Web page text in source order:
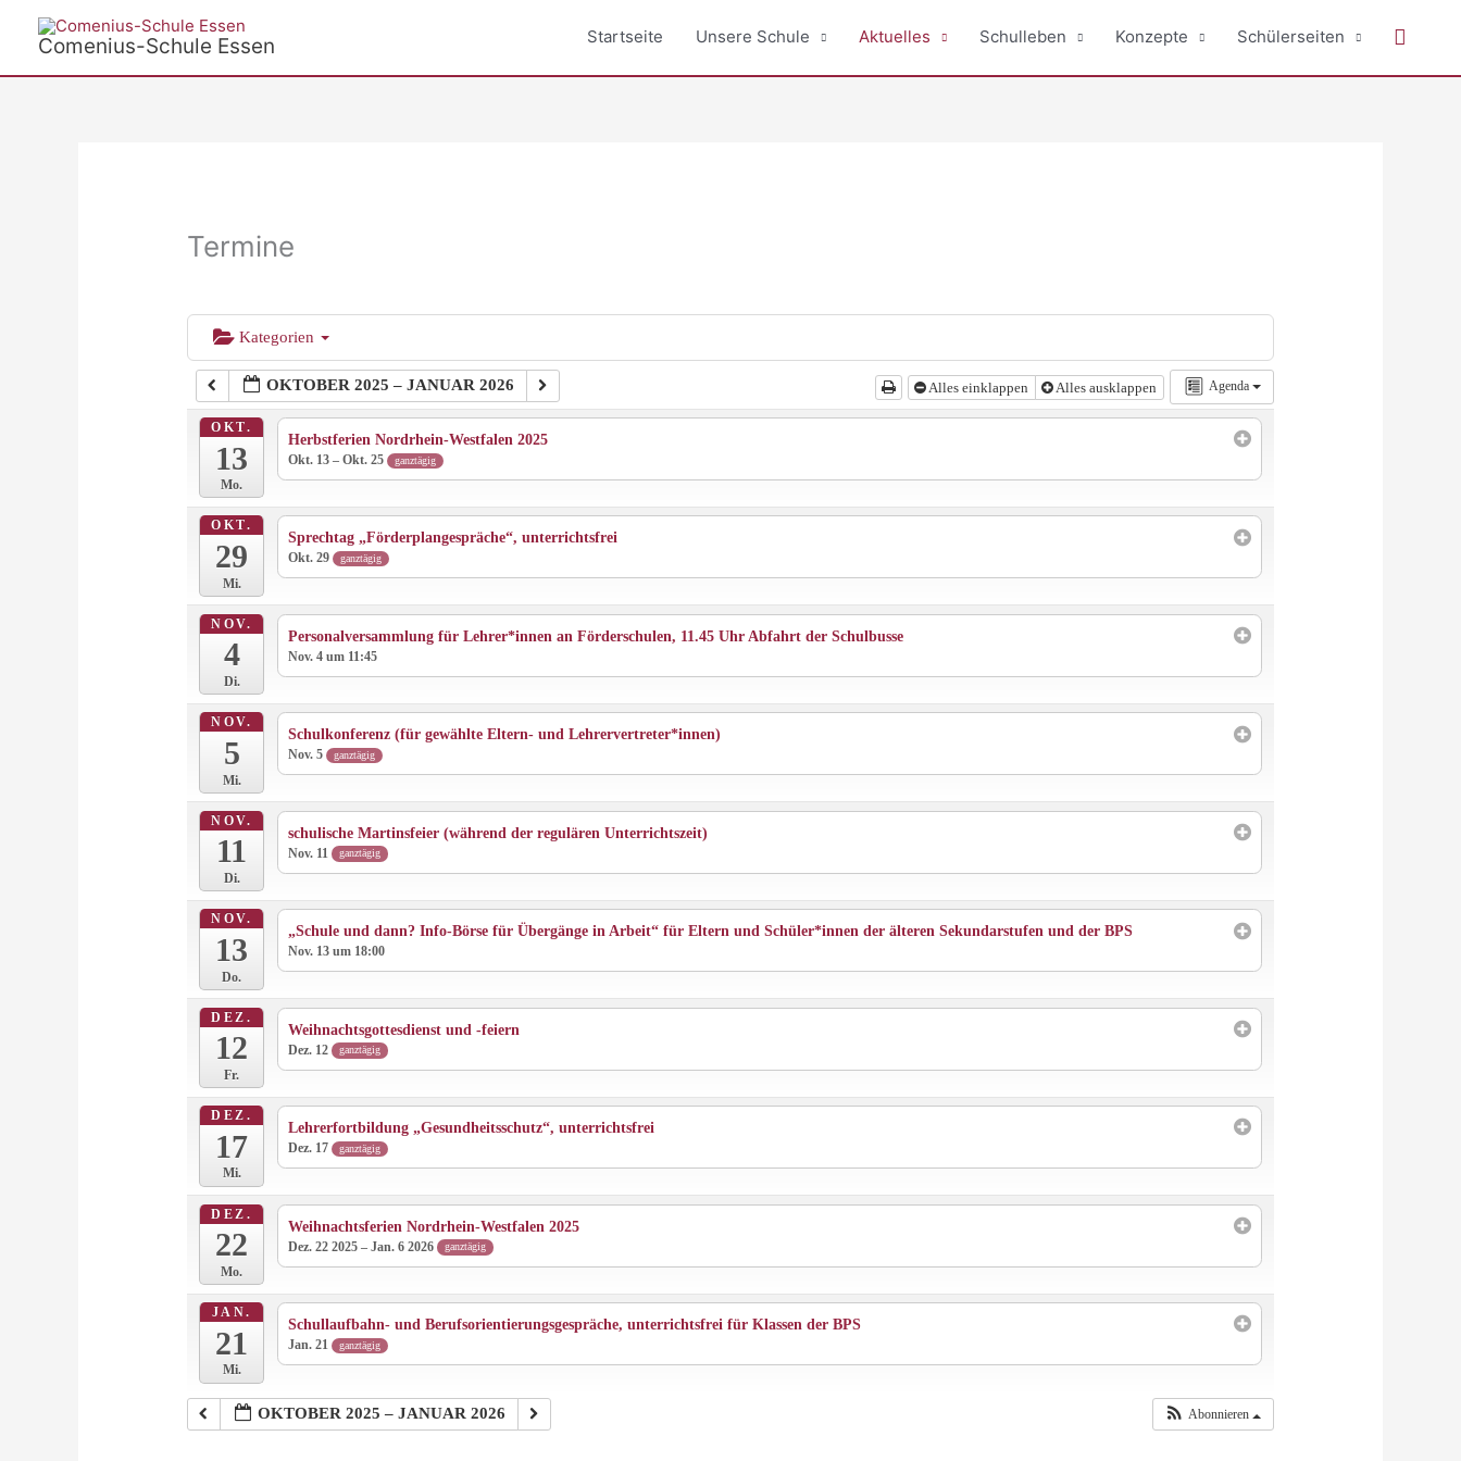
InhaltComenius-Schule Essen Startseite Unsere Schule Aktuelles Schulleben Konzepte Schülerseiten
Termine
Kategorien
Agenda
OKTOBER 2025 – JANUAR 2026 Alles einklappen Alles ausklappen
OKT.
13
Mo.
Herbstferien Nordrhein-Westfalen 2025
Okt. 13 – Okt. 25 ganztägig
OKT.
29
Mi.
Sprechtag „Förderplangespräche“, unterrichtsfrei
Okt. 29 ganztägig
NOV.
4
Di.
Personalversammlung für Lehrer*innen an Förderschulen, 11.45 Uhr Abfahrt der Schulbusse
Nov. 4 um 11:45
NOV.
5
Mi.
Schulkonferenz (für gewählte Eltern- und Lehrervertreter*innen)
Nov. 5 ganztägig
NOV.
11
Di.
schulische Martinsfeier (während der regulären Unterrichtszeit)
Nov. 11 ganztägig
NOV.
13
Do.
„Schule und dann? Info-Börse für Übergänge in Arbeit“ für Eltern und Schüler*innen der älteren Sekundarstufen und der BPS
Nov. 13 um 18:00
DEZ.
12
Fr.
Weihnachtsgottesdienst und -feiern
Dez. 12 ganztägig
DEZ.
17
Mi.
Lehrerfortbildung „Gesundheitsschutz“, unterrichtsfrei
Dez. 17 ganztägig
DEZ.
22
Mo.
Weihnachtsferien Nordrhein-Westfalen 2025
Dez. 22 2025 – Jan. 6 2026 ganztägig
JAN.
21
Mi.
Schullaufbahn- und Berufsorientierungsgespräche, unterrichtsfrei für Klassen der BPS
Jan. 21 ganztägig
OKTOBER 2025 – JANUAR 2026 Abonnieren